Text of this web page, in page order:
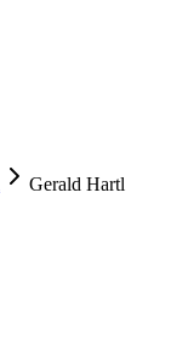
Gerald Hartl